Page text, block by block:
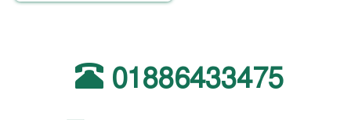
01886433475